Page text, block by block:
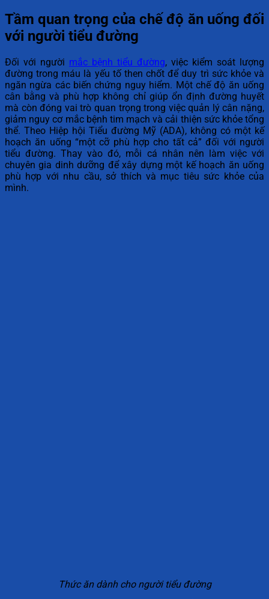
Tầm quan trọng của chế độ ăn uống đối
với người tiểu đường
Đối với người mắc bệnh tiểu đường, việc kiểm soát lượng
đường trong máu là yếu tố then chốt để duy trì sức khỏe và
ngăn ngừa các biến chứng nguy hiểm. Một chế độ ăn uống
cân bằng và phù hợp không chỉ giúp ổn định đường huyết
mà còn đóng vai trò quan trọng trong việc quản lý cân nặng,
giảm nguy cơ mắc bệnh tim mạch và cải thiện sức khỏe tổng
thể. Theo Hiệp hội Tiểu đường Mỹ (ADA), không có một kế
hoạch ăn uống “một cỡ phù hợp cho tất cả” đối với người
tiểu đường. Thay vào đó, mỗi cá nhân nên làm việc với
chuyên gia dinh dưỡng để xây dựng một kế hoạch ăn uống
phù hợp với nhu cầu, sở thích và mục tiêu sức khỏe của
mình.
Thức ăn dành cho người tiểu đường